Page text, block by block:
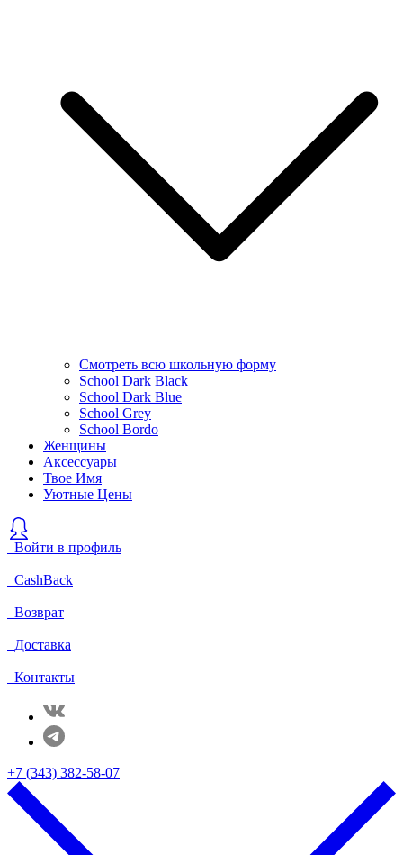
Смотреть всю школьную форму
School Dark Black
School Dark Blue
School Grey
School Bordo
Женщины
Аксессуары
Твое Имя
Уютные Цены
Войти в профиль
CashBack
Возврат
Доставка
Контакты
+7 (343) 382-58-07